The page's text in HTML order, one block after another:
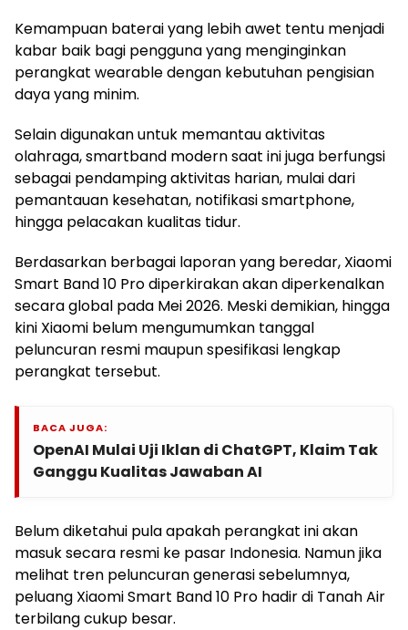
Kemampuan baterai yang lebih awet tentu menjadi
kabar baik bagi pengguna yang menginginkan
perangkat wearable dengan kebutuhan pengisian
daya yang minim.
Selain digunakan untuk memantau aktivitas
olahraga, smartband modern saat ini juga berfungsi
sebagai pendamping aktivitas harian, mulai dari
pemantauan kesehatan, notifikasi smartphone,
hingga pelacakan kualitas tidur.
Berdasarkan berbagai laporan yang beredar, Xiaomi
Smart Band 10 Pro diperkirakan akan diperkenalkan
secara global pada Mei 2026. Meski demikian, hingga
kini Xiaomi belum mengumumkan tanggal
peluncuran resmi maupun spesifikasi lengkap
perangkat tersebut.
BACA JUGA:
OpenAI Mulai Uji Iklan di ChatGPT, Klaim Tak
Ganggu Kualitas Jawaban AI
Belum diketahui pula apakah perangkat ini akan
masuk secara resmi ke pasar Indonesia. Namun jika
melihat tren peluncuran generasi sebelumnya,
peluang Xiaomi Smart Band 10 Pro hadir di Tanah Air
terbilang cukup besar.